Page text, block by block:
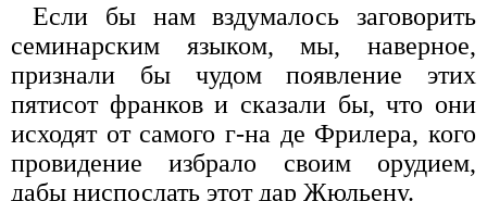
Если бы нам вздумалось заговорить
семинарским языком, мы, наверное,
признали бы чудом появление этих
пятисот франков и сказали бы, что они
исходят от самого г-на де Фрилера, кого
провидение избрало своим орудием,
дабы ниспослать этот дар Жюльену.